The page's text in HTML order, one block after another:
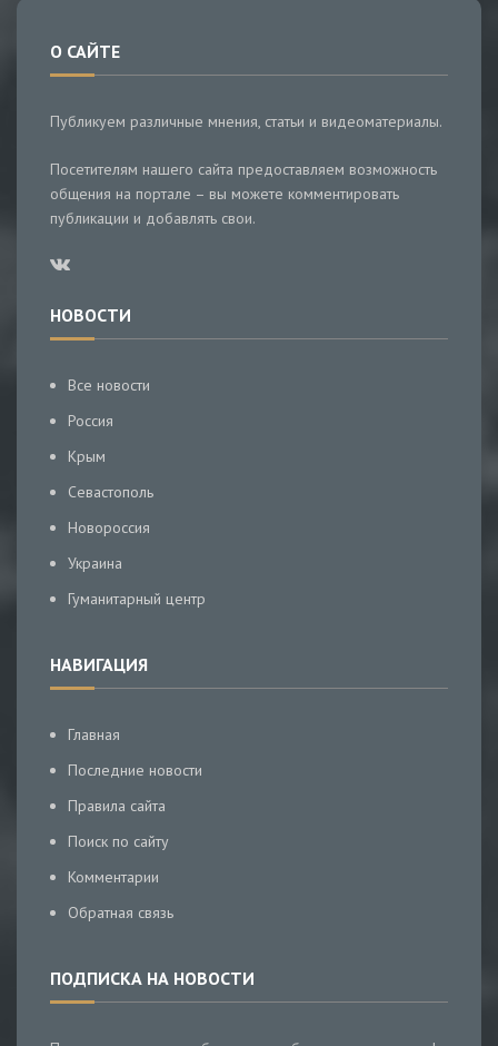
О САЙТЕ
Публикуем различные мнения, статьи и видеоматериалы.
Посетителям нашего сайта предоставляем возможность
общения на портале – вы можете комментировать
публикации и добавлять свои.
НОВОСТИ
Все новости
Россия
Крым
Севастополь
Новороссия
Украина
Гуманитарный центр
НАВИГАЦИЯ
Главная
Последние новости
Правила сайта
Поиск по сайту
Комментарии
Обратная связь
ПОДПИСКА НА НОВОСТИ